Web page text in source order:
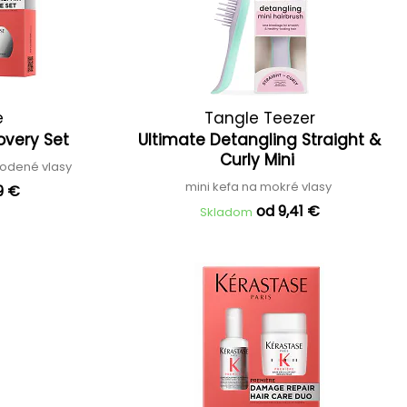
Set
vlasy
€
Tangle Teezer
Ultimate Detangling Straight &
Curly Mini
mini kefa na mokré vlasy
Skladom od 9,41 €